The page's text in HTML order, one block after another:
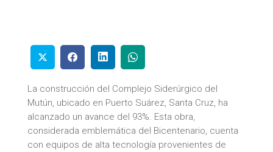
La construcción del Complejo Siderúrgico del
Mutún, ubicado en Puerto Suárez, Santa Cruz, ha
alcanzado un avance del 93%. Esta obra,
considerada emblemática del Bicentenario, cuenta
con equipos de alta tecnología provenientes de